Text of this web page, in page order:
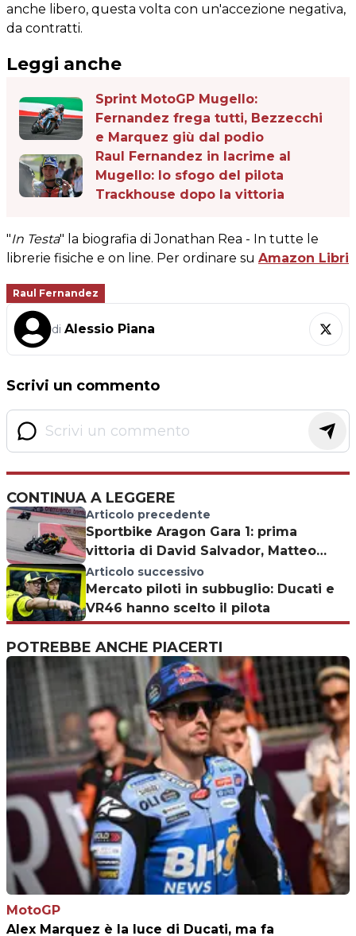
anche libero, questa volta con un'accezione negativa,
da contratti.
Leggi anche
Sprint MotoGP Mugello:
Fernandez frega tutti, Bezzecchi
e Marquez giù dal podio
Raul Fernandez in lacrime al
Mugello: lo sfogo del pilota
Trackhouse dopo la vittoria
"In Testa" la biografia di Jonathan Rea - In tutte le
librerie fisiche e on line. Per ordinare su Amazon Libri
Raul Fernandez
di Alessio Piana
Scrivi un commento
CONTINUA A LEGGERE
Articolo precedente
Sportbike Aragon Gara 1: prima
vittoria di David Salvador, Matteo
Vannucci 5°
Articolo successivo
Mercato piloti in subbuglio: Ducati e
VR46 hanno scelto il pilota
POTREBBE ANCHE PIACERTI
MotoGP
Alex Marquez è la luce di Ducati, ma fa